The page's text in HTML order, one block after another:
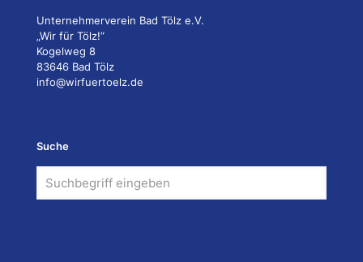
Unternehmerverein Bad Tölz e.V.
„Wir für Tölz!“
Kogelweg 8
83646 Bad Tölz
info@wirfuertoelz.de
Suche